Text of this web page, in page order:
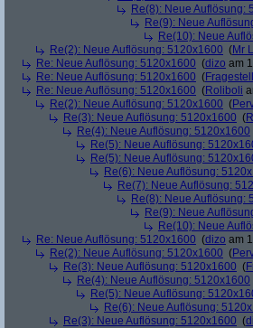
Re(8): Neue Auflösung:
Re(9): Neue
Re(10): Neue
Re(2): Neue Auflösung: 5120x1600 (Mr L
Re: Neue Auflösung: 5120x1600 (dizo am
Re: Neue Auflösung: 5120x1600 (
Re: Neue Auflösung: 5120x1600 (Roliboli
Re(2): Neue Auflösung: 5120x1600 (
Re(3): Neue Auflösung: 5120x1600 (
Re(4): Neue Auflösung: 5120x1600
Re(5): Neue Auflösung:
Re(5): Neue Auflösung:
Re(6): Neue Auflösung:
Re(7): Neue Auflösung:
Re(8): Neue Auflösung:
Re(9): Neue
Re(10): Neue
Re: Neue Auflösung: 5120x1600 (dizo am
Re(2): Neue Auflösung: 5120x1600 (
Re(3): Neue Auflösung: 5120x1600 (
Re(4): Neue Auflösung: 5120x1600
Re(5): Neue Auflösung:
Re(6): Neue Auflösung:
Re(3): Neue Auflösung: 5120x1600 (